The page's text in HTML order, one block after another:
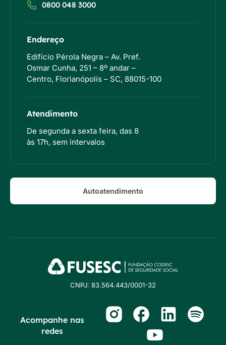
0800 048 3000
Endereço
Edifício Pérola Negra – Av. Pref.
Osmar Cunha, 251 – 8º andar –
Centro, Florianópolis – SC, 88015-100
Atendimento
De segunda a sexta feira, das 8
às 17h, sem intervalos
Autoatendimento
CNPJ: 83.564.443/0001-32
Acompanhe nas
redes